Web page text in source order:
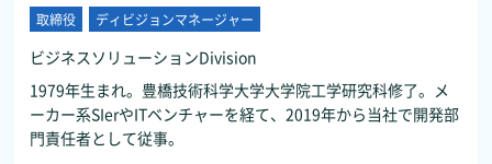
取締役 ディビジョンマネージャー
ビジネスソリューションDivision
1979年生まれ。豊橋技術科学大学大学院工学研究科修了。メ
ーカー系SIerやITベンチャーを経て、2019年から当社で開発部
門責任者として従事。